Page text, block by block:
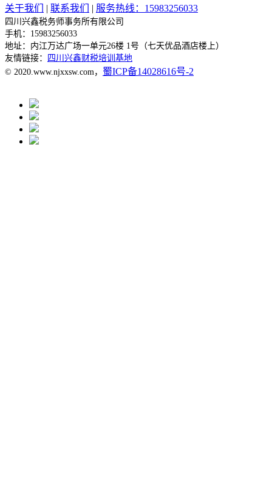
关于我们
| 联系我们 | 服务热线：15983256033
四川兴鑫税务师事务所有限公司
手机：15983256033
地址： 内江万达广场一单元26楼 1号（七天优品酒店楼上）
友情链接：
四川兴鑫财税培训基地
© 2020.www.njxxsw.com， 蜀ICP备14028616号-2